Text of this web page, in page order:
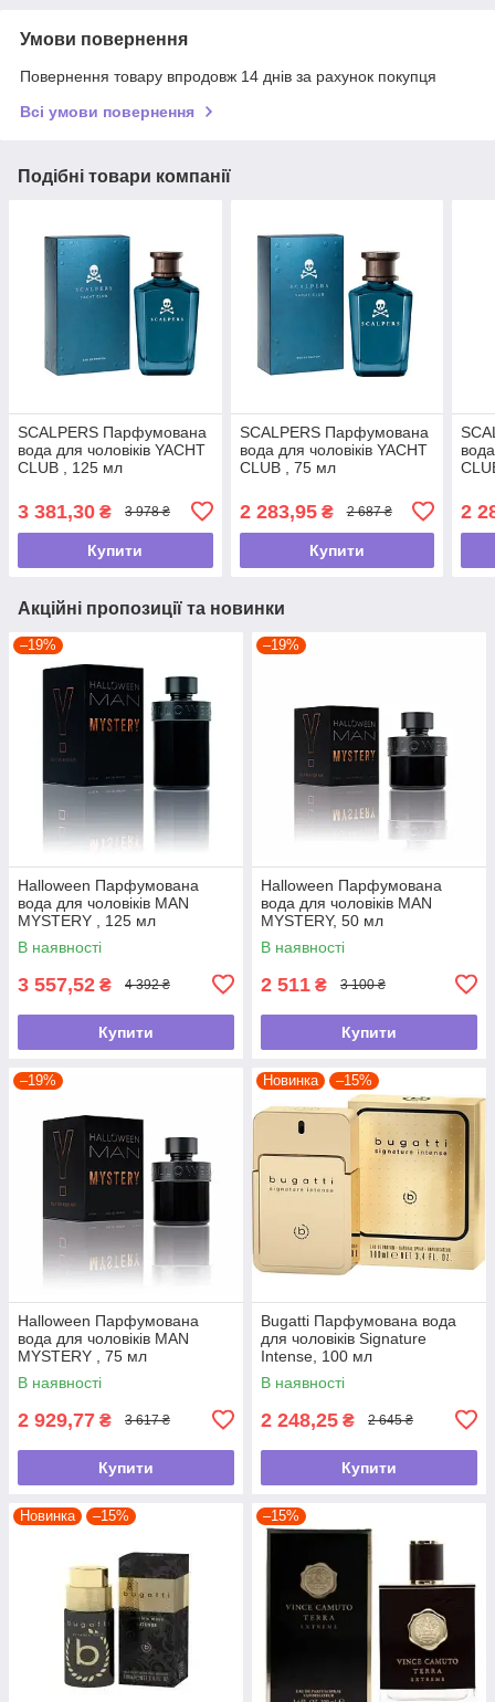
Умови повернення
Повернення товару впродовж 14 днів за рахунок покупця
Всі умови повернення
Подібні товари компанії
SCALPERS Парфумована
вода для чоловіків YACHT
CLUB , 125 мл
3 381,30 ₴ 3 978 ₴
Купити
SCALPERS Парфумована
вода для чоловіків YACHT
CLUB , 75 мл
2 283,95₴ 2 687 ₴
Купити
2
Акційні пропозиції та новинки
–19%
Halloween Парфумована
вода для чоловіків MAN
MYSTERY , 125 мл
В наявності
3 557,52 ₴ 4 392 ₴
Купити
–19%
Halloween Парфумована
вода для чоловіків MAN
MYSTERY, 50 мл
В наявності
2 511 ₴ 3 100 ₴
Купити
–19%
Halloween Парфумована
вода для чоловіків MAN
MYSTERY , 75 мл
В наявності
2 929,77 ₴ 3 617 ₴
Купити
Новинка –15%
Bugatti Парфумована вода
для чоловіків Signature
Intense, 100 мл
В наявності
2 248,25 ₴ 2 645 ₴
Купити
Новинка –15% –15%